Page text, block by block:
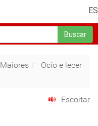
ES
Buscar
Maiores
Ocio e lecer
Escoitar